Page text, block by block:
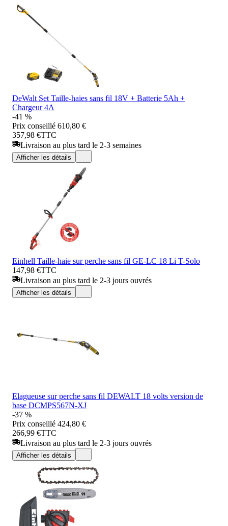
DeWalt Set Taille-haies sans fil 18V + Batterie 5Ah +
Chargeur 4A
-41 %
Prix conseillé 610,80 €
357,98 €TTC
Livraison au plus tard le 2-3 semaines
Afficher les détails
Einhell Taille-haie sur perche sans fil GE-LC 18 Li T-Solo
147,98 €TTC
Livraison au plus tard le 2-3 jours ouvrés
Afficher les détails
Elagueuse sur perche sans fil DEWALT 18 volts version de
base DCMPS567N-XJ
-37 %
Prix conseillé 424,80 €
266,99 €TTC
Livraison au plus tard le 2-3 jours ouvrés
Afficher les détails